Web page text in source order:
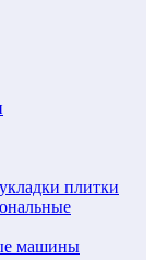
плитки
машины